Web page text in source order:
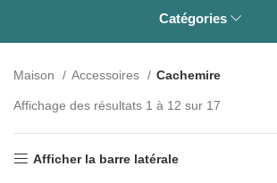
Catégories
Maison Accessoires Cachemire
Affichage des résultats 1 à 12 sur 17
Afficher la barre latérale